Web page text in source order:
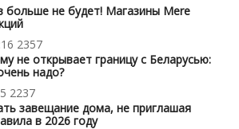
больше не будет! Магазины Mere
2357
не открывает границу с Беларусью:
надо?
2237
завещание дома, не приглашая
в 2026 году